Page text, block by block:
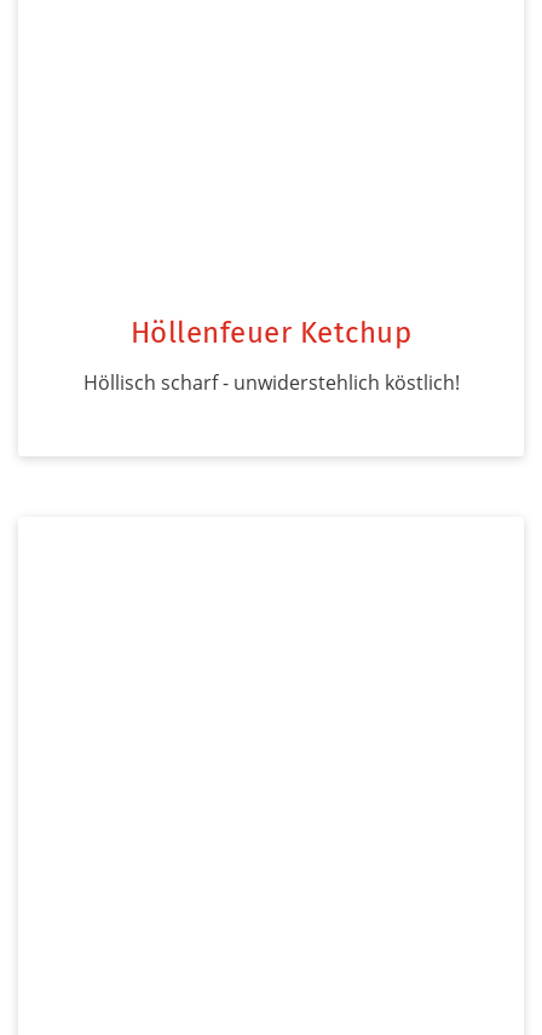
Höllenfeuer Ketchup
Höllisch scharf - unwiderstehlich köstlich!